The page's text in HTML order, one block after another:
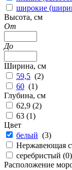
широкие
Высота, см
От
До
Ширина, см
59,5 (2)
60 (1)
Глубина, см
62,9 (2)
63 (1)
Цвет
белый (3)
Нержавеющая
серебристый (0)
Расположение